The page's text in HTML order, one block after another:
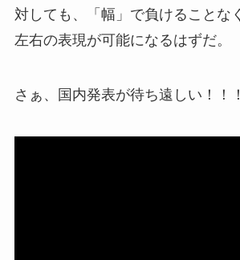
対しても、「幅」で負けることな
左右の表現が可能になるはずだ。
さぁ、国内発表が待ち遠しい！！！